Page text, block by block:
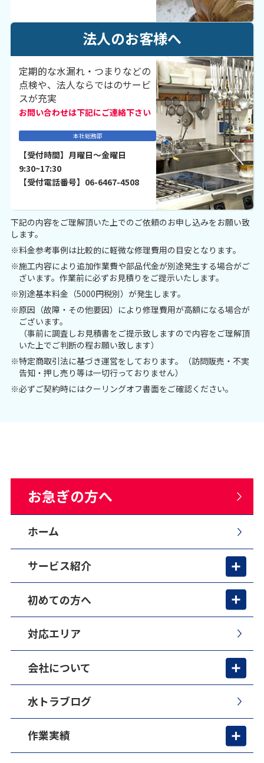
法人のお客様へ
定期的な水漏れ・つまりなどの
点検や、法人ならではのサービ
スが充実
お問い合わせは下記にご連絡下さい
本社総務部
【受付時間】月曜日～金曜日
9:30~17:30
【受付電話番号】06-6467-4508
下記の内容をご理解頂いた上でのご依頼のお申し込みをお願い致
します。
※料金参考事例は比較的に軽微な修理費用の目安となります。
※施工内容により追加作業費や部品代金が別途発生する場合がご
ざいます。作業前に必ずお見積りをご提示いたします。
※別途基本料金（5000円税別）が発生します。
※原因（故障・その他要因）により修理費用が高額になる場合が
ございます。
（事前に調査しお見積書をご提示致しますので内容をご理解頂
いた上でご判断の程お願い致します）
※特定商取引法に基づき運営をしております。（訪問販売・不実
告知・押し売り等は一切行っておりません）
※必ずご契約時にはクーリングオフ書面をご確認ください。
お急ぎの方へ
ホーム
サービス紹介
初めての方へ
対応エリア
会社について
水トラブログ
作業実績